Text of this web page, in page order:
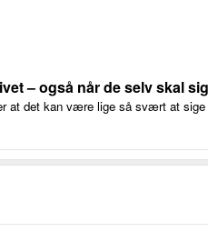
– også når de selv skal
at det kan være lige så svært at